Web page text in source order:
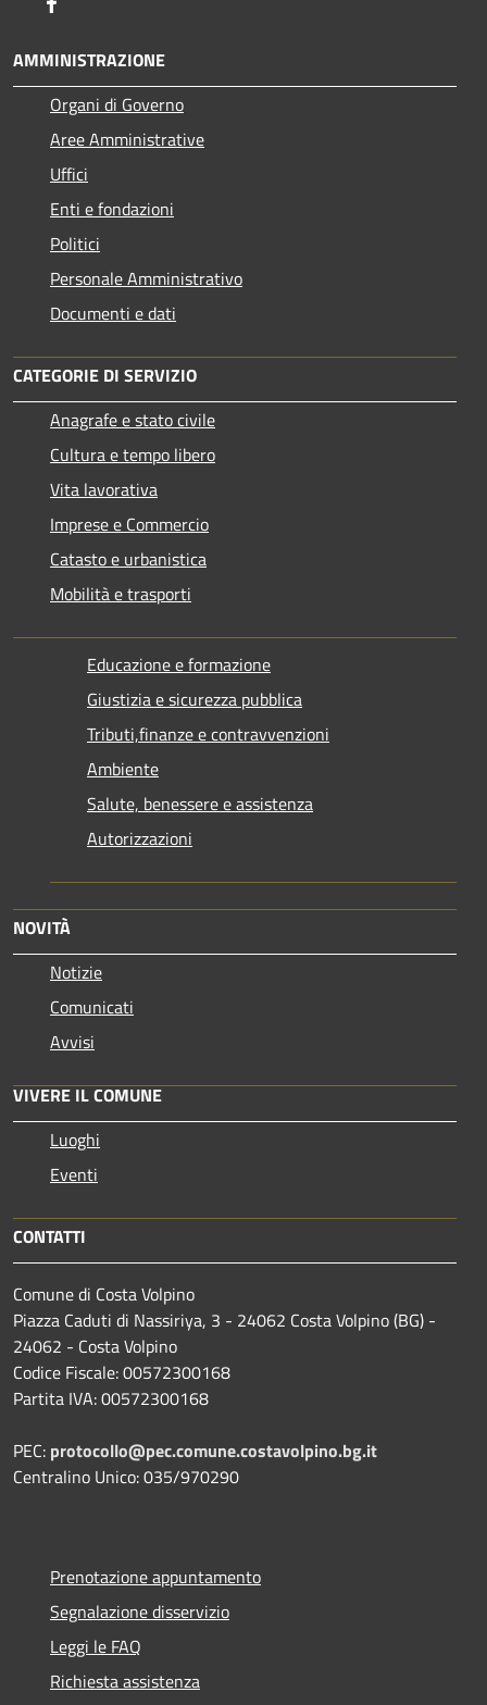
AMMINISTRAZIONE
Organi di Governo
Aree Amministrative
Uffici
Enti e fondazioni
Politici
Personale Amministrativo
Documenti e dati
CATEGORIE DI SERVIZIO
Anagrafe e stato civile
Cultura e tempo libero
Vita lavorativa
Imprese e Commercio
Catasto e urbanistica
Mobilità e trasporti
Educazione e formazione
Giustizia e sicurezza pubblica
Tributi,finanze e contravvenzioni
Ambiente
Salute, benessere e assistenza
Autorizzazioni
NOVITÀ
Notizie
Comunicati
Avvisi
VIVERE IL COMUNE
Luoghi
Eventi
CONTATTI
Comune di Costa Volpino
Piazza Caduti di Nassiriya, 3 - 24062 Costa Volpino (BG) -
24062 - Costa Volpino
Codice Fiscale: 00572300168
Partita IVA: 00572300168
PEC: protocollo@pec.comune.costavolpino.bg.it
Centralino Unico: 035/970290
Prenotazione appuntamento
Segnalazione disservizio
Leggi le FAQ
Richiesta assistenza